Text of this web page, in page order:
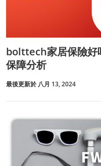
bolttech家居保險好
保障分析
最後更新於 八月 13, 2024